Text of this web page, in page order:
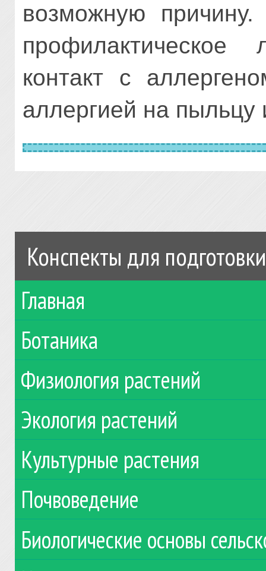
возможную причину.
контакт с
аллергией на
Конспекты для
Главная
Ботаника
Физиология растений
Экология растений
Культурные растения
Почвоведение
Биологические основы